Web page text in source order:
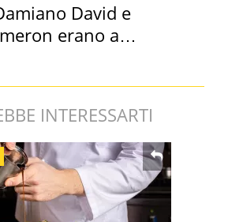
David e
erano a
INTERESSARTI